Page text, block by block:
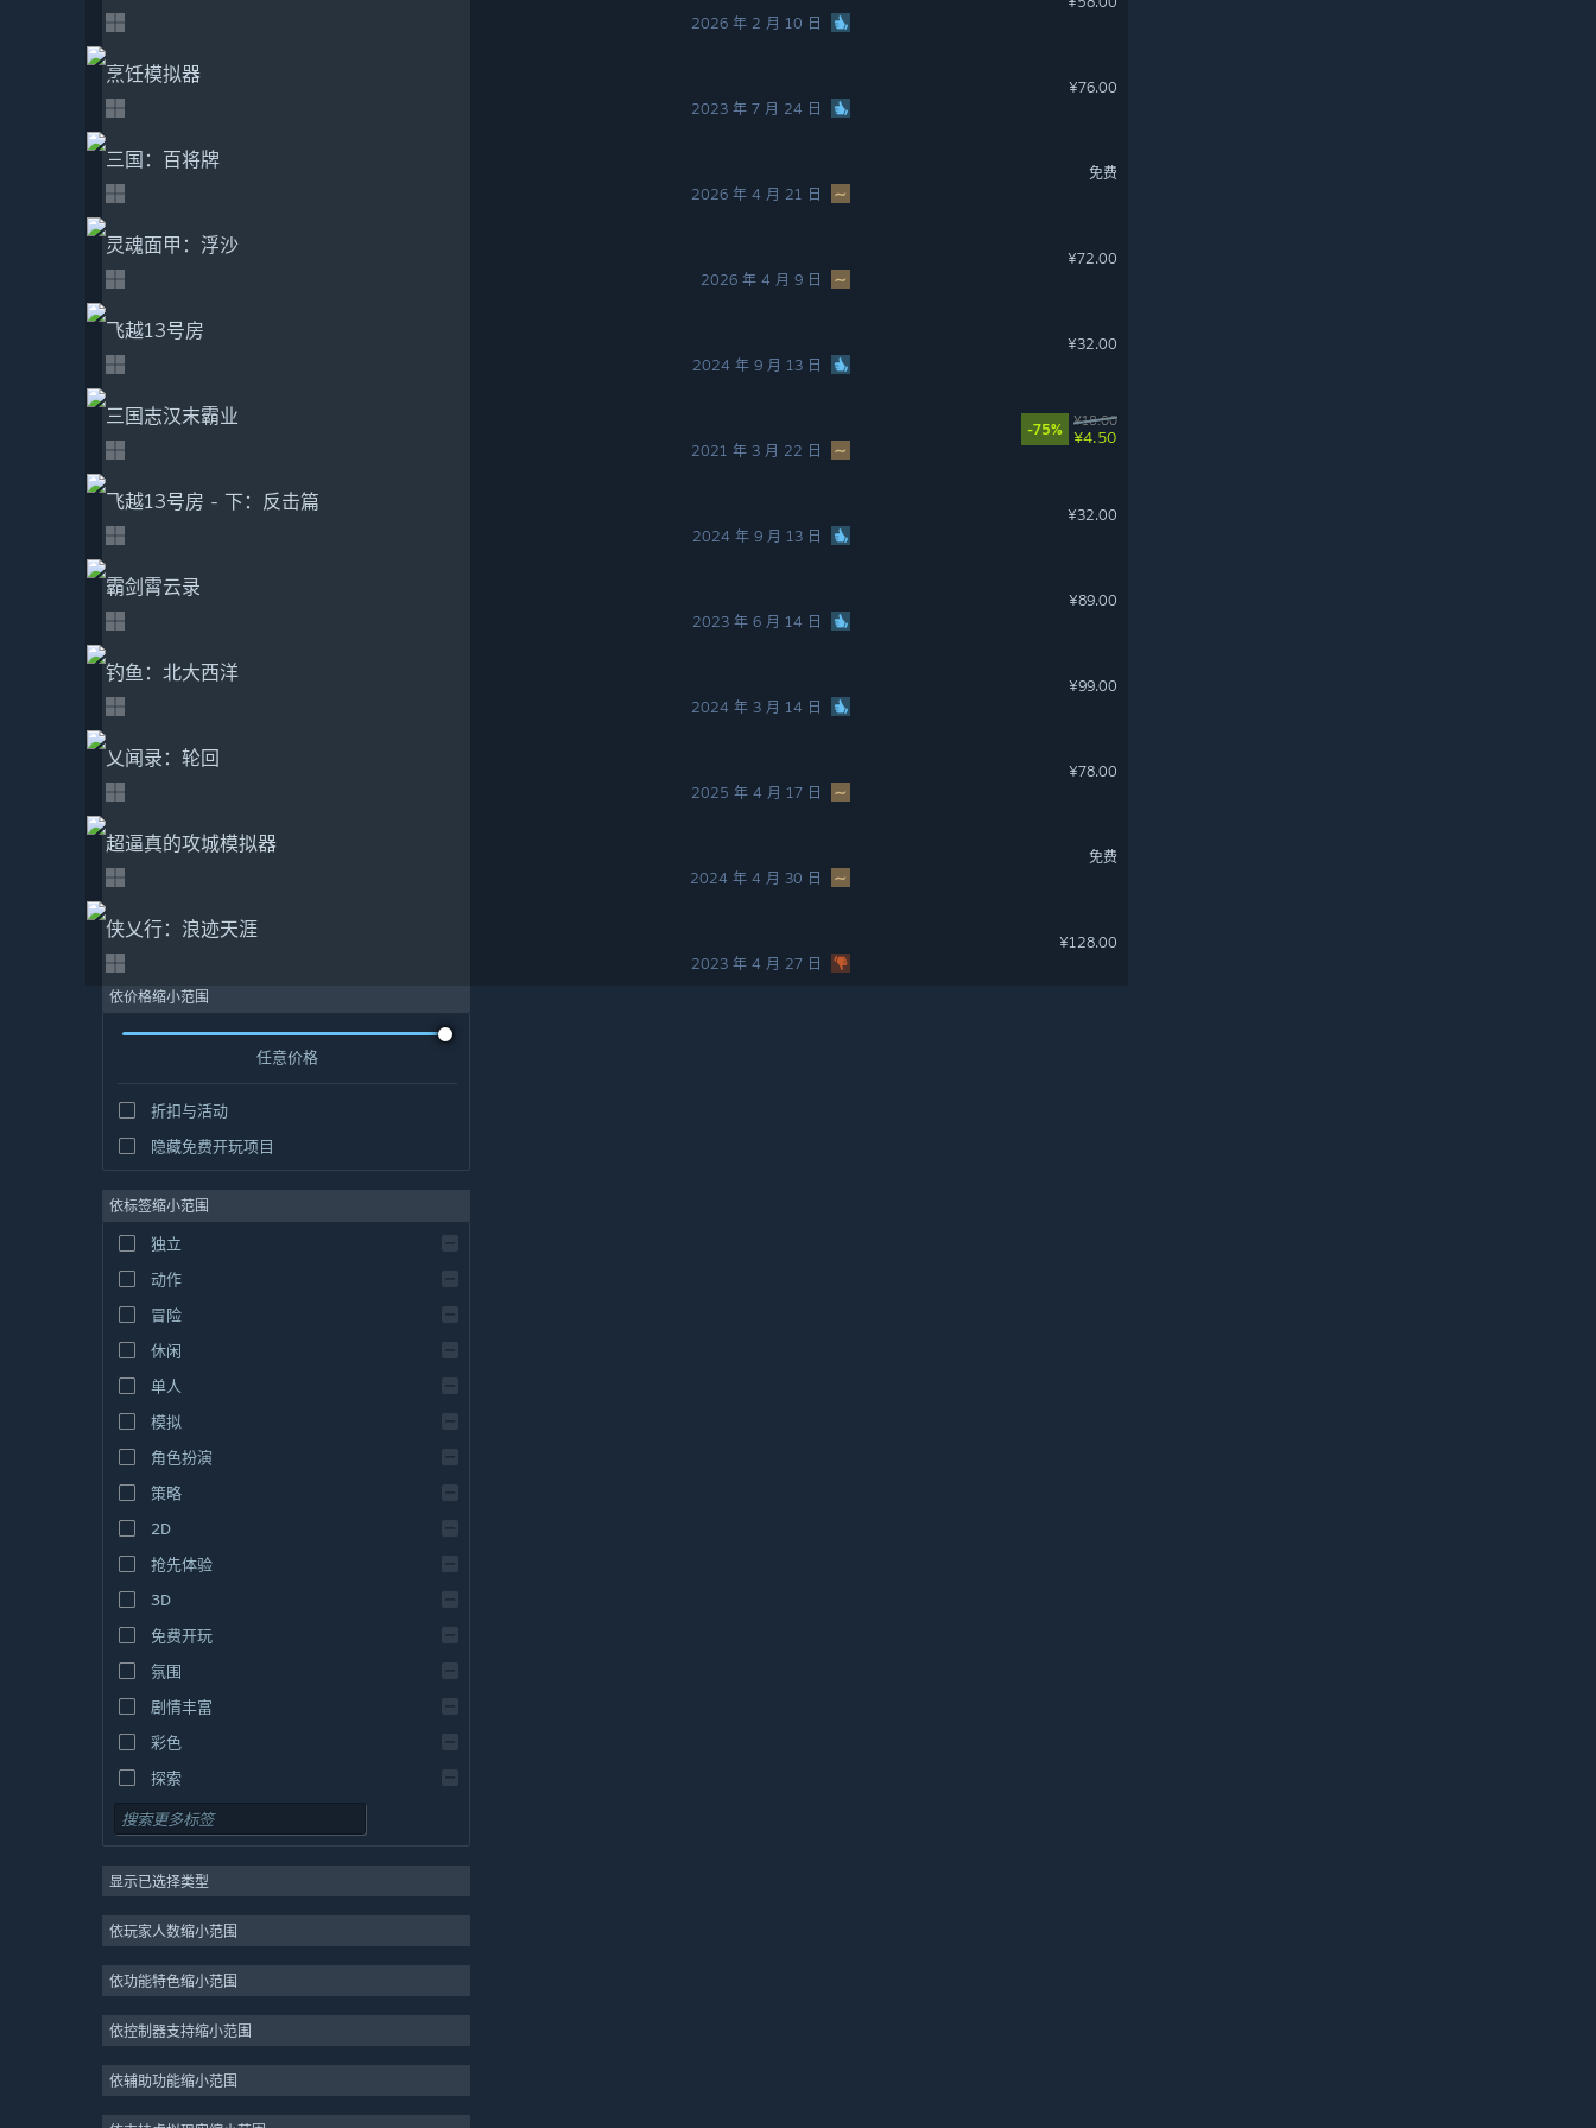
2026 年 2 月 10 日
烹饪模拟器
2023 年 7 月 24 日
¥76.00
三国：百将牌
2026 年 4 月 21 日
免费
灵魂面甲：浮沙
2026 年 4 月 9 日
¥72.00
飞越13号房
2024 年 9 月 13 日
¥32.00
三国志汉末霸业
2021 年 3 月 22 日
-75%
¥18.00
¥4.50
飞越13号房 - 下：反击篇
2024 年 9 月 13 日
¥32.00
霸剑霄云录
2023 年 6 月 14 日
¥89.00
钓鱼：北大西洋
2024 年 3 月 14 日
¥99.00
乂闻录：轮回
2025 年 4 月 17 日
¥78.00
超逼真的攻城模拟器
2024 年 4 月 30 日
免费
侠乂行：浪迹天涯
2023 年 4 月 27 日
¥128.00
依价格缩小范围
任意价格
折扣与活动
隐藏免费开玩项目
依标签缩小范围
独立
动作
冒险
休闲
单人
模拟
角色扮演
策略
2D
抢先体验
3D
免费开玩
氛围
剧情丰富
彩色
探索
显示已选择类型
依玩家人数缩小范围
依功能特色缩小范围
依控制器支持缩小范围
依辅助功能缩小范围